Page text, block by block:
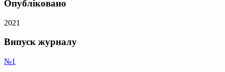
Опубліковано
2021
Випуск журналу
№1